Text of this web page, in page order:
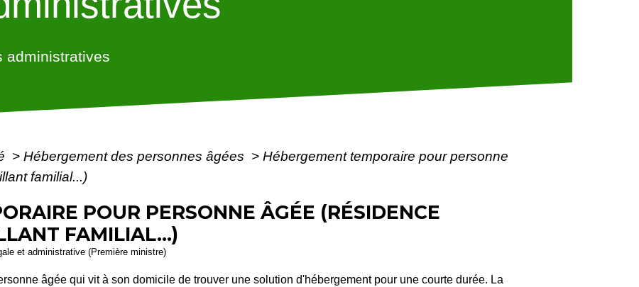
administratives
> Hébergement des personnes âgées > Hébergement temporaire pour personne
familial...)
POUR PERSONNE ÂGÉE (RÉSIDENCE
FAMILIAL...)
et administrative (Première ministre)
âgée qui vit à son domicile de trouver une solution d'hébergement pour une courte durée. La